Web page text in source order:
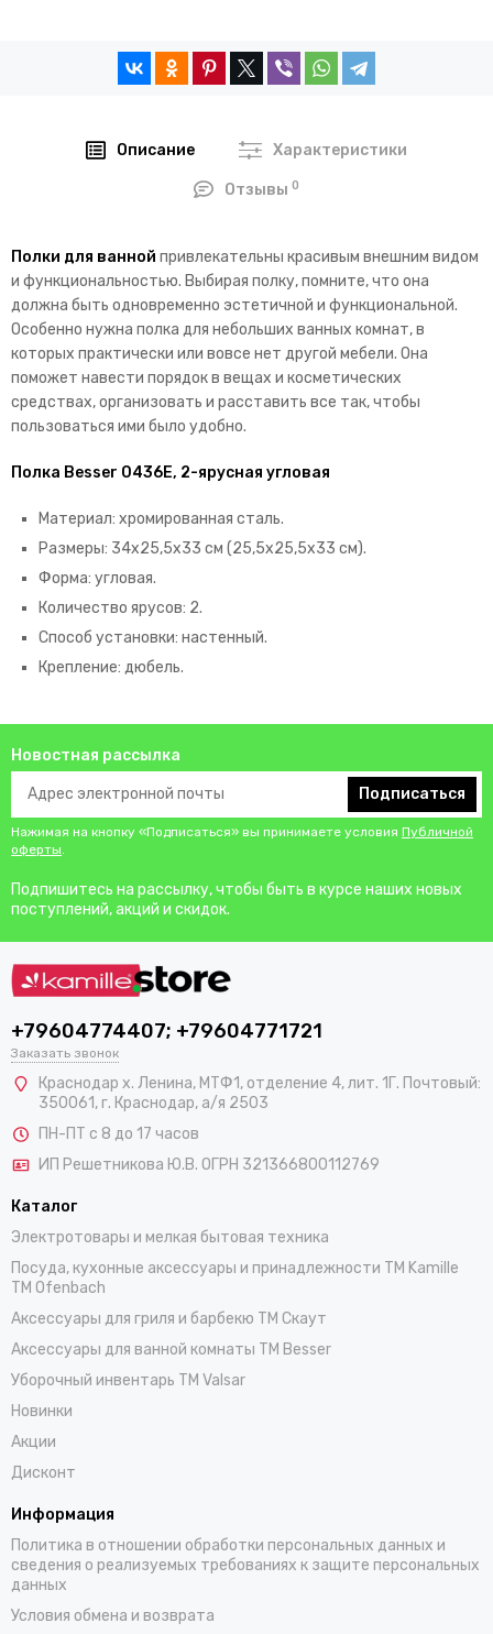
Описание Характеристики
Отзывы0
Полки для ванной привлекательны красивым внешним видом
и функциональностью. Выбирая полку, помните, что она
должна быть одновременно эстетичной и функциональной.
Особенно нужна полка для небольших ванных комнат, в
которых практически или вовсе нет другой мебели. Она
поможет навести порядок в вещах и косметических
средствах, организовать и расставить все так, чтобы
пользоваться ими было удобно.
Полка Besser 0436E, 2-ярусная угловая
Материал: хромированная сталь.
Размеры: 34х25,5х33 см (25,5х25,5х33 см).
Форма: угловая.
Количество ярусов: 2.
Способ установки: настенный.
Крепление: дюбель.
Новостная рассылка
Подписаться
Нажимая на кнопку «Подписаться» вы принимаете условия Публичной
оферты.
Подпишитесь на рассылку, чтобы быть в курсе наших новых
поступлений, акций и скидок.
+79604774407; +79604771721
Заказать звонок
Краснодар х. Ленина, МТФ1, отделение 4, лит. 1Г. Почтовый:
350061, г. Краснодар, а/я 2503
ПН-ПТ с 8 до 17 часов
ИП Решетникова Ю.В. ОГРН 321366800112769
Каталог
Электротовары и мелкая бытовая техника
Посуда, кухонные аксессуары и принадлежности TM Kamille
TM Ofenbach
Аксессуары для гриля и барбекю TM Скаут
Аксессуары для ванной комнаты TM Besser
Уборочный инвентарь TM Valsar
Новинки
Акции
Дисконт
Информация
Политика в отношении обработки персональных данных и
сведения о реализуемых требованиях к защите персональных
данных
Условия обмена и возврата